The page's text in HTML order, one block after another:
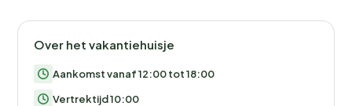
Over het vakantiehuisje
Aankomst vanaf 12:00 tot 18:00
Vertrektijd 10:00